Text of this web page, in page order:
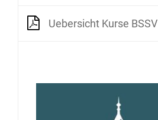
Uebersicht Kurse BSSV